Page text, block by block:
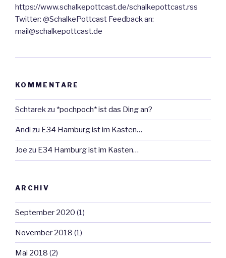
https://www.schalkepottcast.de/schalkepottcast.rss
Twitter: @SchalkePottcast Feedback an:
mail@schalkepottcast.de
KOMMENTARE
Schtarekzu *pochpoch* ist das Ding an?
Andi zu E34 Hamburg ist im Kasten…
Joe zu E34 Hamburg ist im Kasten…
ARCHIV
September 2020 (1)
November 2018 (1)
Mai 2018 (2)